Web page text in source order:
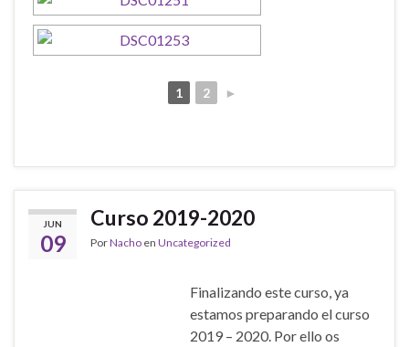
1 2 ►
JUN
09
Curso 2019-2020
PorNacho en Uncategorized
Finalizando este curso, ya
estamos preparando el curso
2019 – 2020. Por ello os